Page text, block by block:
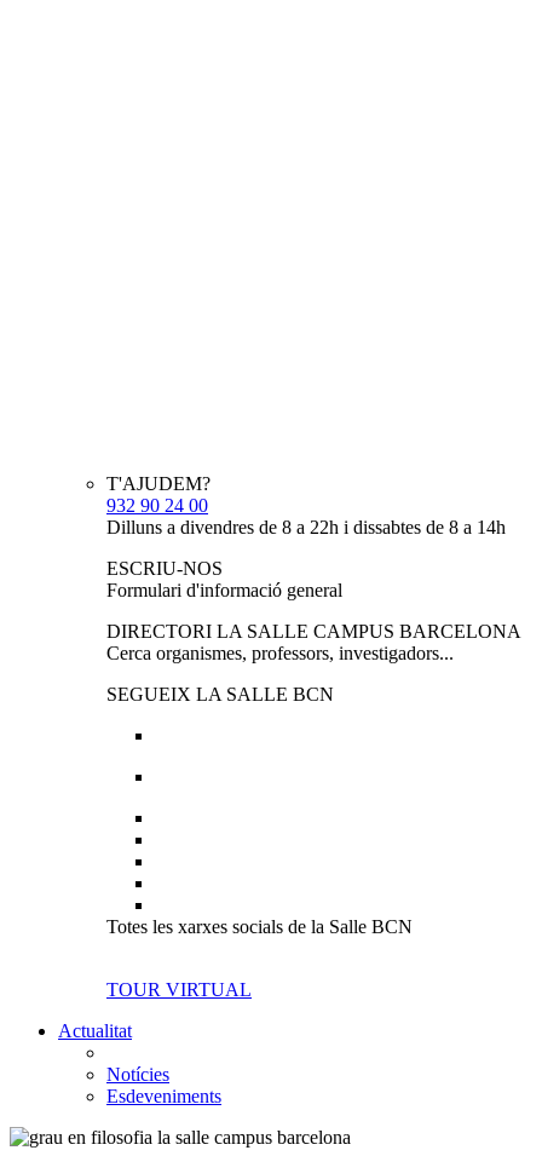
T'AJUDEM?
932 90 24 00
Dilluns a divendres de 8 a 22h i dissabtes de 8 a 14h
ESCRIU-NOS
Formulari d'informació general
DIRECTORI LA SALLE CAMPUS BARCELONA
Cerca organismes, professors, investigadors...
SEGUEIX LA SALLE BCN
Totes les xarxes socials de la Salle BCN
TOUR VIRTUAL
Actualitat
Notícies
Esdeveniments